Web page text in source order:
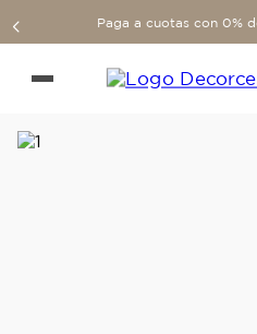
Paga a cuotas con 0%